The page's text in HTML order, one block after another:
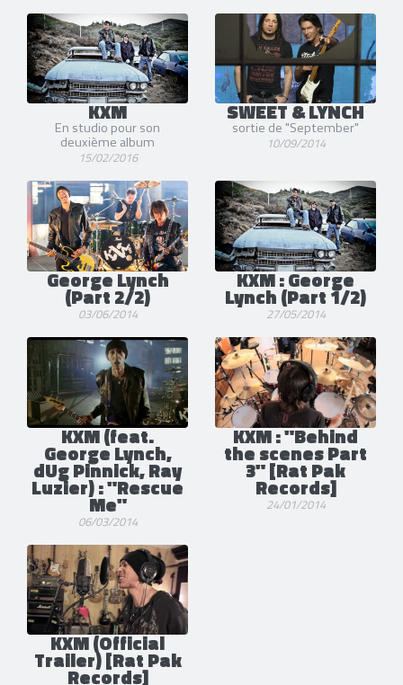
KXM
En studio pour son
deuxième album
15/02/2016
SWEET & LYNCH
sortie de "September"
10/09/2014
George Lynch
(Part 2/2)
03/06/2014
KXM : George
Lynch (Part 1/2)
27/05/2014
KXM (feat.
George Lynch,
dUg Pinnick, Ray
Luzier) : "Rescue
Me"
06/03/2014
KXM : "Behind
the scenes Part
3" [Rat Pak
Records]
24/01/2014
KXM (Official
Trailer) [Rat Pak
Records]